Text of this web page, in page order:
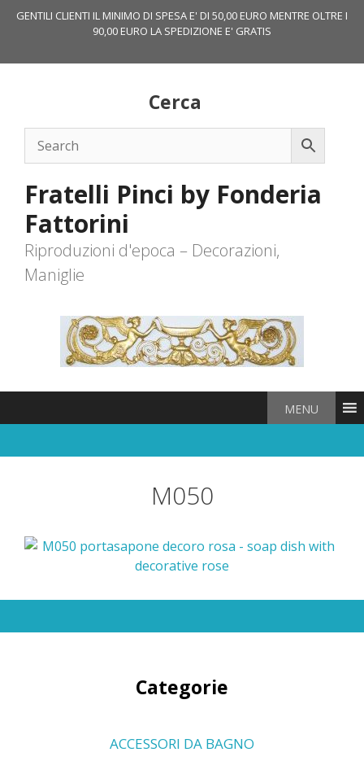
GENTILI CLIENTI IL MINIMO DI SPESA E' DI 50,00 EURO MENTRE OLTRE I
90,00 EURO LA SPEDIZIONE E' GRATIS
Cerca
Fratelli Pinci by Fonderia
Fattorini
Riproduzioni d'epoca – Decorazioni,
Maniglie
MENU
M050
Categorie
ACCESSORI DA BAGNO